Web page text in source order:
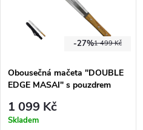
1 499 Kč
-27%
Obousečná mačeta "DOUBLE
EDGE MASAI" s pouzdrem
1 099 Kč
Skladem